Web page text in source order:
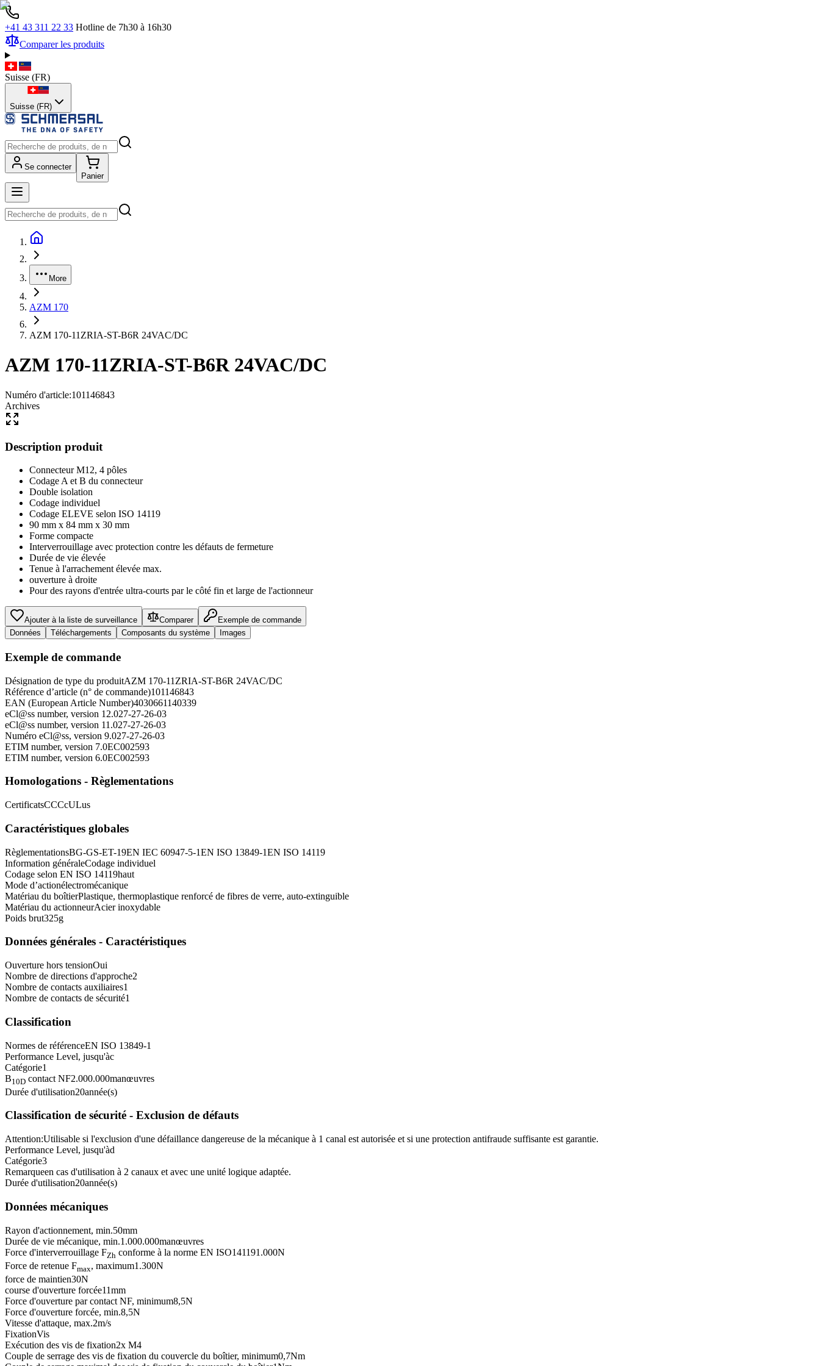
+41 43 311 22 33 Hotline de 7h30 à 16h30
Comparer les produits
Suisse (FR)
Suisse (FR)
Se connecter
Panier
More
AZM 170
AZM 170-11ZRIA-ST-B6R 24VAC/DC
AZM 170-11ZRIA-ST-B6R 24VAC/DC
Numéro d'article:101146843
Archives
Description produit
Connecteur M12, 4 pôles
Codage A et B du connecteur
Double isolation
Codage individuel
Codage ELEVE selon ISO 14119
90 mm x 84 mm x 30 mm
Forme compacte
Interverrouillage avec protection contre les défauts de fermeture
Durée de vie élevée
Tenue à l'arrachement élevée max.
ouverture à droite
Pour des rayons d'entrée ultra-courts par le côté fin et large de l'actionneur
Ajouter à la liste de surveillance Comparer
Exemple de commande
Données
Téléchargements Composants du système Images
Exemple de commande
Désignation de type du produitAZM 170-11ZRIA-ST-B6R 24VAC/DC
Référence d’article (n° de commande)101146843
EAN (European Article Number)4030661140339
eCl@ss number, version 12.027-27-26-03
eCl@ss number, version 11.027-27-26-03
Numéro eCl@ss, version 9.027-27-26-03
ETIM number, version 7.0EC002593
ETIM number, version 6.0EC002593
Homologations - Règlementations
CertificatsCCCcULus
Caractéristiques globales
RèglementationsBG-GS-ET-19EN IEC 60947-5-1EN ISO 13849-1EN ISO 14119
Information généraleCodage individuel
Codage selon EN ISO 14119haut
Mode d’actionélectromécanique
Matériau du boîtierPlastique, thermoplastique renforcé de fibres de verre, auto-extinguible
Matériau du actionneurAcier inoxydable
Poids brut325g
Données générales - Caractéristiques
Ouverture hors tensionOui
Nombre de directions d'approche2
Nombre de contacts auxiliaires1
Nombre de contacts de sécurité1
Classification
Normes de référenceEN ISO 13849-1
Performance Level, jusqu'àc
Catégorie1
B10D contact NF2.000.000manœuvres
Durée d'utilisation20année(s)
Classification de sécurité - Exclusion de défauts
Attention:Utilisable si l'exclusion d'une défaillance dangereuse de la mécanique à 1 canal est autorisée et si une protection antifraude suffisante est garantie.
Performance Level, jusqu'àd
Catégorie3
Remarqueen cas d'utilisation à 2 canaux et avec une unité logique adaptée.
Durée d'utilisation20année(s)
Données mécaniques
Rayon d'actionnement, min.50mm
Durée de vie mécanique, min.1.000.000manœuvres
Force d'interverrouillage FZh conforme à la norme EN ISO141191.000N
Force de retenue Fmax, maximum1.300N
force de maintien30N
course d'ouverture forcée11mm
Force d'ouverture par contact NF, minimum8,5N
Force d'ouverture forcée, min.8,5N
Vitesse d'attaque, max.2m/s
FixationVis
Exécution des vis de fixation2x M4
Couple de serrage des vis de fixation du couvercle du boîtier, minimum0,7Nm